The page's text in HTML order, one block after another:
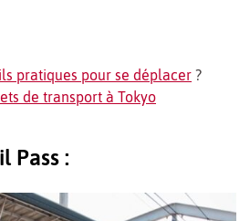
pratiques pour se déplacer ?
de transport à Tokyo
Pass :